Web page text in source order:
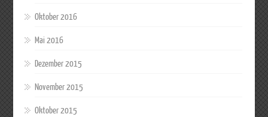
Oktober 2016
Mai 2016
Dezember 2015
November 2015
Oktober 2015